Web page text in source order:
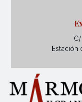
Estación